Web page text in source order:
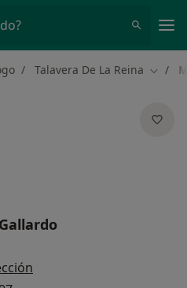
Talavera De La Reina